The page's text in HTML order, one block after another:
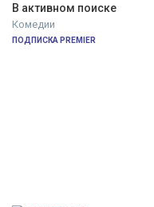
В активном поиске
Комедии
ПОДПИСКА PREMIER